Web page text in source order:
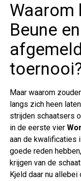
Waarom
Beune
Maar waarom
langs zich heen
strijden schaatsers
in de eerste vier
aan de kwalificaties
goede reden
krijgen van de
Kjeld daar nu